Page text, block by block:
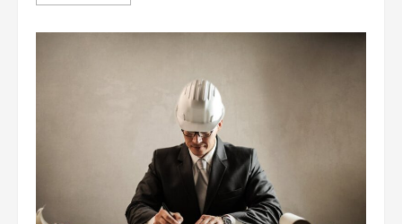
prefabrykowanych:
Przewodnik
niezbędnych
inspekcjach
certyfikatach
bezpieczeństwa